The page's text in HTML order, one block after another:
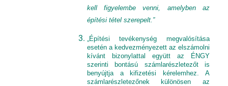
kell figyelembe venni, amelyben az
építési tétel szerepelt.”
„Építési tevékenység megvalósítása
esetén a kedvezményezett az elszámolni
kívánt bizonylattal együtt az ÉNGY
szerinti bontású számlarészletezőt is
benyújtja a kifizetési kérelemhez. A
számlarészletezőnek különösen az